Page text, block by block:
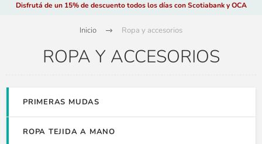
Disfrutá de un 15% de descuento todos los días con Scotiabank y OCA
Inicio Ropa y accesorios
ROPA Y ACCESORIOS
PRIMERAS MUDAS
ROPA TEJIDA A MANO